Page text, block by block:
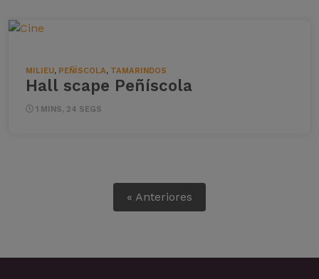
MILIEU, PEÑÍSCOLA, TAMARINDOS
Hall scape Peñíscola
1 MINS, 24 SEGS
« Anteriores